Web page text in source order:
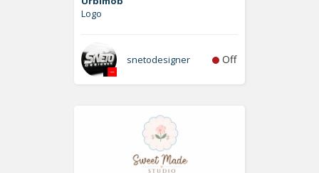
Logo
snetodesigner Off